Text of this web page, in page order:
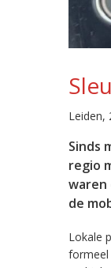
Leiden,
Sinds
regio
waren
de
Lokale
formeel